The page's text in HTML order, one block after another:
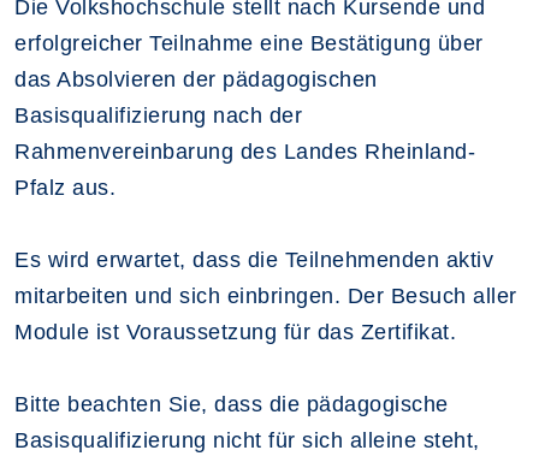
Die Volkshochschule stellt nach Kursende und
erfolgreicher Teilnahme eine Bestätigung über
das Absolvieren der pädagogischen
Basisqualifizierung nach der
Rahmenvereinbarung des Landes Rheinland-
Pfalz aus.
Es wird erwartet, dass die Teilnehmenden aktiv
mitarbeiten und sich einbringen. Der Besuch aller
Module ist Voraussetzung für das Zertifikat.
Bitte beachten Sie, dass die pädagogische
Basisqualifizierung nicht für sich alleine steht,